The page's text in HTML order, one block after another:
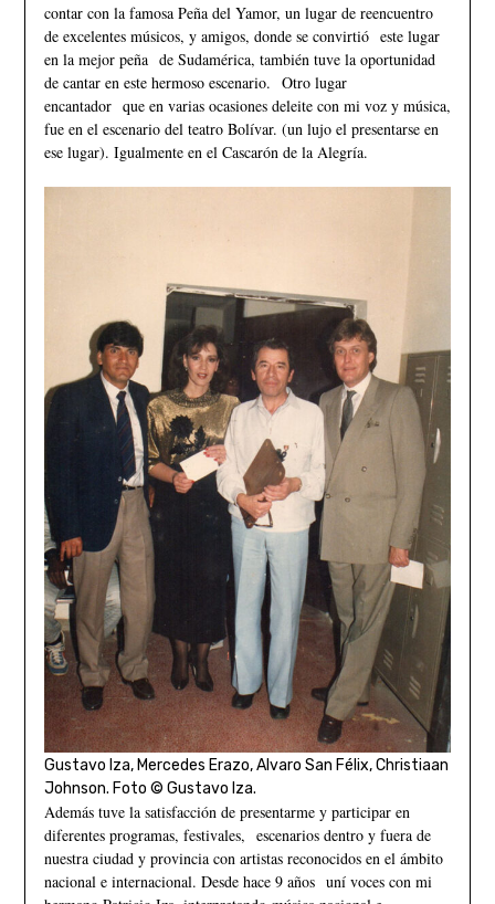
contar con la famosa Peña del Yamor, un lugar de reencuentro
de excelentes músicos, y amigos, donde se convirtió este lugar
en la mejor peña de Sudamérica, también tuve la oportunidad
de cantar en este hermoso escenario. Otro lugar
encantador que en varias ocasiones deleite con mi voz y música,
fue en el escenario del teatro Bolívar. (un lujo el presentarse en
ese lugar). Igualmente en el Cascarón de la Alegría.
Gustavo Iza, Mercedes Erazo, Alvaro San Félix, Christiaan
Johnson. Foto © Gustavo Iza.
Además tuve la satisfacción de presentarme y participar en
diferentes programas, festivales, escenarios dentro y fuera de
nuestra ciudad y provincia con artistas reconocidos en el ámbito
nacional e internacional. Desde hace 9 años uní voces con mi